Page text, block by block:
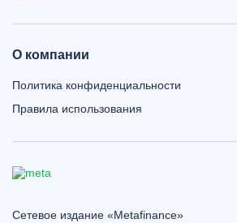
О компании
Политика конфиденциальности
Правила использования
Сетевое издание «Metafinance»